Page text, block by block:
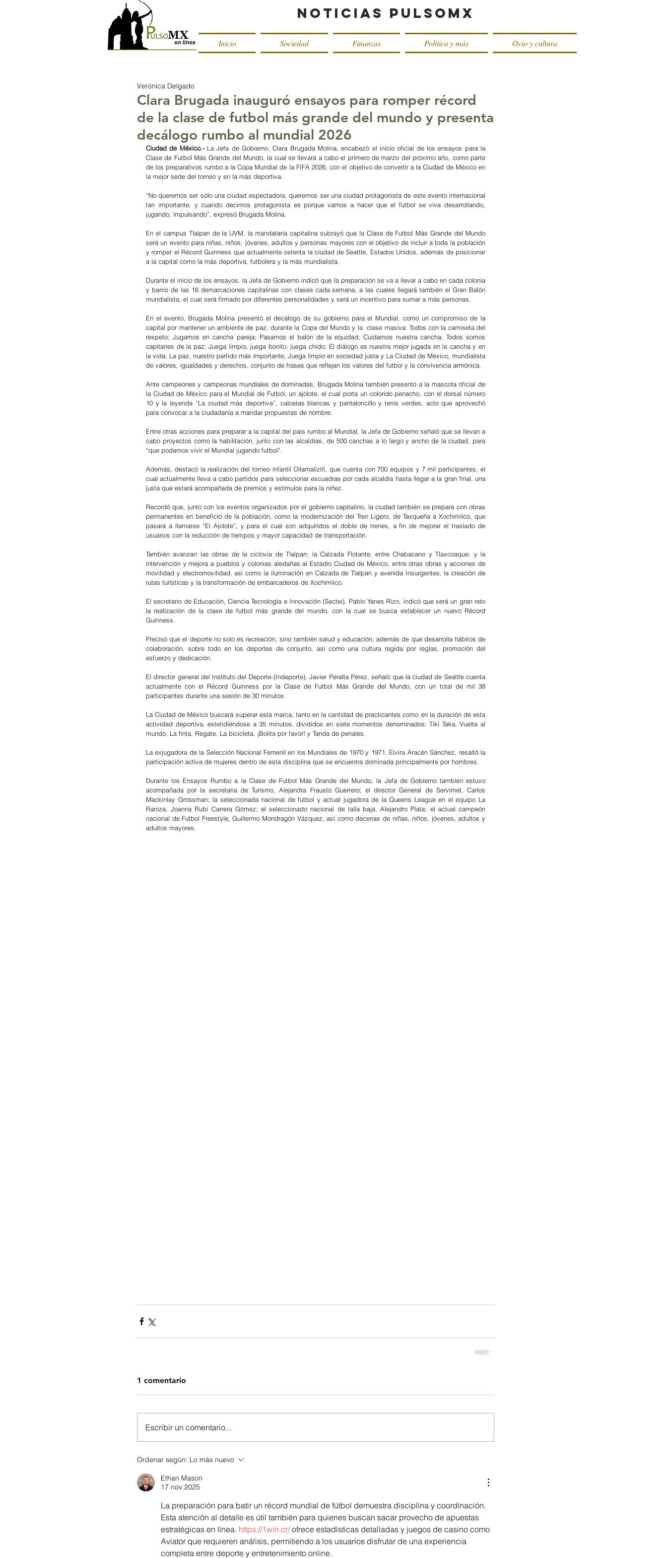
Noticias PulsoMX
Inicio Sociedad Finanzas Política y más Ocio y cultura
Clara Brugada inauguró ensayos para romper récord
de la clase de futbol más grande del mundo y presenta
decálogo rumbo al mundial 2026
Verónica Delgado
Ciudad de México.- La Jefa de Gobierno, Clara Brugada Molina, encabezó el inicio oficial de los ensayos para la
Clase de Futbol Más Grande del Mundo, la cual se llevará a cabo el primero de marzo del próximo año, como parte
de los preparativos rumbo a la Copa Mundial de la FIFA 2026, con el objetivo de convertir a la Ciudad de México en
la mejor sede del torneo y en la más deportiva.
“No queremos ser sólo una ciudad espectadora, queremos ser una ciudad protagonista de este evento internacional
tan importante; y cuando decimos protagonista es porque vamos a hacer que el futbol se viva desarrollando,
jugando, impulsando”, expresó Brugada Molina.
En el campus Tlalpan de la UVM, la mandataria capitalina subrayó que la Clase de Futbol Más Grande del Mundo
será un evento para niñas, niños, jóvenes, adultos y personas mayores con el objetivo de incluir a toda la población
y romper el Récord Guinness que actualmente ostenta la ciudad de Seattle, Estados Unidos, además de posicionar
a la capital como la más deportiva, futbolera y la más mundialista.
Durante el inicio de los ensayos, la Jefa de Gobierno indicó que la preparación se va a llevar a cabo en cada colonia
y barrio de las 16 demarcaciones capitalinas con clases cada semana, a las cuales llegará también el Gran Balón
mundialista, el cual será firmado por diferentes personalidades y será un incentivo para sumar a más personas.
En el evento, Brugada Molina presentó el decálogo de su gobierno para el Mundial, como un compromiso de la
capital por mantener un ambiente de paz, durante la Copa del Mundo y la  clase masiva: Todos con la camiseta del
respeto; Jugamos en cancha pareja; Pasamos el balón de la equidad; Cuidamos nuestra cancha; Todos somos
capitanes de la paz; Juega limpio, juega bonito, juega chido; El diálogo es nuestra mejor jugada en la cancha y en
la vida; La paz, nuestro partido más importante; Juega limpio en sociedad justa y La Ciudad de México, mundialista
de valores, igualdades y derechos, conjunto de frases que reflejan los valores del futbol y la convivencia armónica.
Ante campeones y campeonas mundiales de dominadas, Brugada Molina también presentó a la mascota oficial de
la Ciudad de México para el Mundial de Futbol, un ajolote, el cual porta un colorido penacho, con el dorsal número
10 y la leyenda “La ciudad más deportiva”, calcetas blancas y pantaloncillo y tenis verdes, acto que aprovechó
para convocar a la ciudadanía a mandar propuestas de nombre.
Entre otras acciones para preparar a la capital del país rumbo al Mundial, la Jefa de Gobierno señaló que se llevan a
cabo proyectos como la habilitación, junto con las alcaldías, de 500 canchas a lo largo y ancho de la ciudad, para
“que podamos vivir el Mundial jugando futbol”.
Además, destacó la realización del torneo infantil Ollamaliztli, que cuenta con 700 equipos y 7 mil participantes, el
cual actualmente lleva a cabo partidos para seleccionar escuadras por cada alcaldía hasta llegar a la gran final, una
justa que estará acompañada de premios y estímulos para la niñez.
Recordó que, junto con los eventos organizados por el gobierno capitalino, la ciudad también se prepara con obras
permanentes en beneficio de la población, como la modernización del Tren Ligero, de Taxqueña a Xochimilco, que
pasará a llamarse “El Ajolote”, y para el cual son adquiridos el doble de trenes, a fin de mejorar el traslado de
usuarios con la reducción de tiempos y mayor capacidad de transportación.
También avanzan las obras de la ciclovía de Tlalpan; la Calzada Flotante, entre Chabacano y Tlaxcoaque; y la
intervención y mejora a pueblos y colonias aledañas al Estadio Ciudad de México, entre otras obras y acciones de
movilidad y electromovilidad, así como la iluminación en Calzada de Tlalpan y avenida Insurgentes, la creación de
rutas turísticas y la transformación de embarcaderos de Xochimilco.
El secretario de Educación, Ciencia Tecnología e Innovación (Sectei), Pablo Yanes Rizo, indicó que será un gran reto
la realización de la clase de futbol más grande del mundo, con la cual se busca establecer un nuevo Récord
Guinness.
Precisó que el deporte no solo es recreación, sino también salud y educación, además de que desarrolla hábitos de
colaboración, sobre todo en los deportes de conjunto, así como una cultura regida por reglas, promoción del
esfuerzo y dedicación.
El director general del Instituto del Deporte (Indeporte), Javier Peralta Pérez, señaló que la ciudad de Seattle cuenta
actualmente con el Récord Guinness por la Clase de Futbol Más Grande del Mundo, con un total de mil 38
participantes durante una sesión de 30 minutos.
La Ciudad de México buscará superar esta marca, tanto en la cantidad de practicantes como en la duración de esta
actividad deportiva, extendiéndose a 35 minutos, divididos en siete momentos denominados: Tiki Taka, Vuelta al
mundo, La finta, Regate, La bicicleta, ¡Bolita por favor! y Tanda de penales.
La exjugadora de la Selección Nacional Femenil en los Mundiales de 1970 y 1971, Elvira Aracén Sánchez, resaltó la
participación activa de mujeres dentro de esta disciplina que se encuentra dominada principalmente por hombres.
Durante los Ensayos Rumbo a la Clase de Futbol Más Grande del Mundo, la Jefa de Gobierno también estuvo
acompañada por la secretaria de Turismo, Alejandra Frausto Guerrero; el director General de Servimet, Carlos
Mackinlay Grossman; la seleccionada nacional de futbol y actual jugadora de la Queens League en el equipo La
Raniza, Joanna Rubí Carrera Gómez; el seleccionado nacional de talla baja, Alejandro Plata; el actual campeón
nacional de Futbol Freestyle, Guillermo Mondragón Vázquez, así como decenas de niñas, niños, jóvenes, adultos y
adultos mayores.
1 comentario
Escribir un comentario...
Ordenar según: Lo más nuevo
Ethan Mason
17 nov 2025
La preparación para batir un récord mundial de fútbol demuestra disciplina y coordinación.
Esta atención al detalle es útil también para quienes buscan sacar provecho de apuestas
estratégicas en línea. https://1win.cr/ ofrece estadísticas detalladas y juegos de casino como
Aviator que requieren análisis, permitiendo a los usuarios disfrutar de una experiencia
completa entre deporte y entretenimiento online.